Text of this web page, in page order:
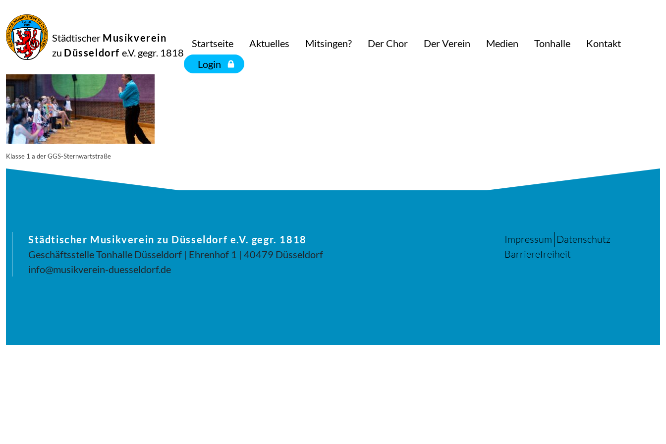
Städtischer Musikverein
zu Düsseldorf e.V. gegr. 1818
Startseite Aktuelles Mitsingen? Der Chor Der Verein Medien Tonhalle
Kontakt
Login
2025
Manfred Hill
250617_singpause_038_8293_diesner
Klasse 1 a der GGS-Sternwartstraße
Städtischer Musikverein zu Düsseldorf e.V. gegr. 1818
Geschäftsstelle Tonhalle Düsseldorf | Ehrenhof 1 | 40479 Düsseldorf
info@musikverein-duesseldorf.de
Impressum Datenschutz
Barrierefreiheit